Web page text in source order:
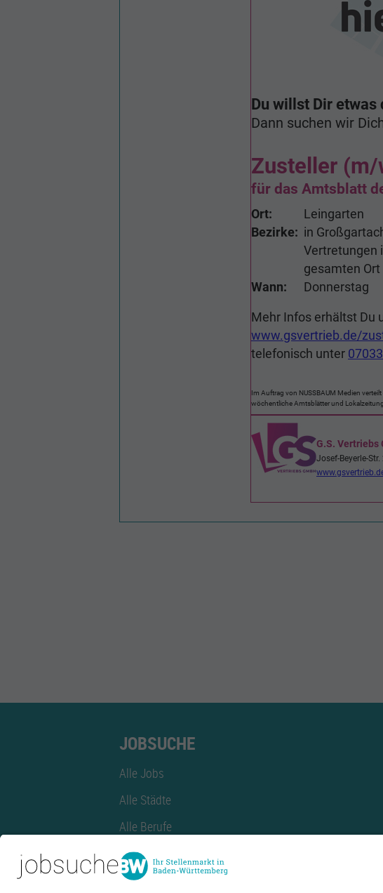
JOBSUCHE
Alle Jobs
Alle Städte
Alle Berufe
Alle Berufe nach Stadt
Alle Tätigkeitsbereiche